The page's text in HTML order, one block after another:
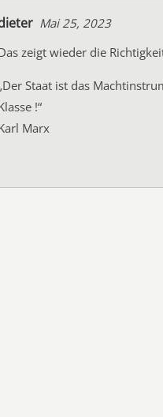
Mai 25, 2023
zeigt wieder die
Staat ist das
!“
Marx